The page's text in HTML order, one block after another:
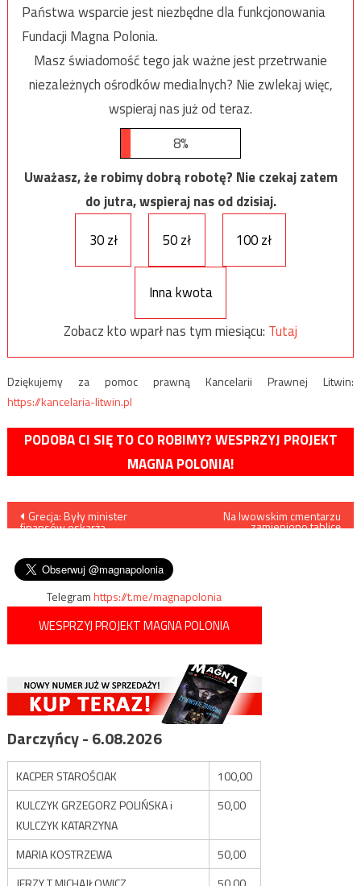
Państwa wsparcie jest niezbędne dla funkcjonowania
Fundacji Magna Polonia.
Masz świadomość tego jak ważne jest przetrwanie
niezależnych ośrodków medialnych? Nie zwlekaj więc,
wspieraj nas już od teraz.
8%
Uważasz, że robimy dobrą robotę? Nie czekaj zatem
do jutra, wspieraj nas od dzisiaj.
30 zł
50 zł 100 zł
Inna kwota
Zobacz kto wparł nas tym miesiącu: Tutaj
Dziękujemy za pomoc prawną Kancelarii Prawnej Litwin:
https://kancelaria-litwin.pl
PODOBA CI SIĘ TO CO ROBIMY? WESPRZYJ PROJEKT
MAGNA POLONIA!
Nawigacja
Grecja: Były minister
finansów oskarża
Na lwowskim cmentarzu
zamieniono tablicę
Telegramhttps://t.me/magnapolonia
WESPRZYJ PROJEKT MAGNA POLONIA
Darczyńcy - 6.08.2026
KACPER STAROŚCIAK
100,00
KULCZYK GRZEGORZ POLIŃSKA i
KULCZYK KATARZYNA
50,00
MARIA KOSTRZEWA
50,00